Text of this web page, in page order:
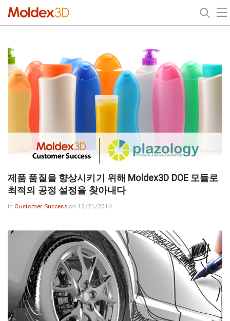
제품 품질을 향상시키기 위해 Moldex3D DOE 모듈로
최적의 공정 설정을 찾아내다
in Customer Success on 12/21/2014